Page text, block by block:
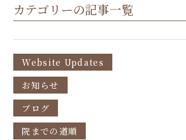
カテゴリーの記事一覧
Website Updates
お知らせ
ブログ
院までの道順